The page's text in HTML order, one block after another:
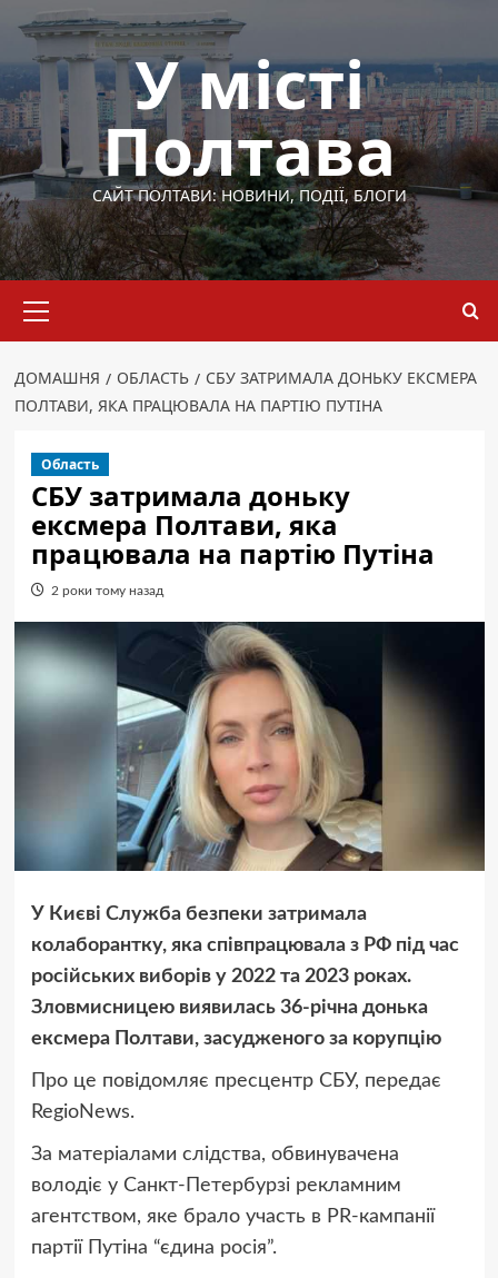
Перейти
вмісту
У місті
Полтава
САЙТ ПОЛТАВИ: НОВИНИ, ПОДІЇ, БЛОГИ
меню
ДОМАШНЯ ОБЛАСТЬ
СБУ ЗАТРИМАЛА ДОНЬКУ ЕКСМЕРА
ПОЛТАВИ, ЯКА ПРАЦЮВАЛА НА ПАРТІЮ ПУТІНА
Область
СБУ затримала доньку
ексмера Полтави, яка
працювала на партію Путіна
2 роки тому назад
У Києві Служба безпеки затримала
колаборантку, яка співпрацювала з РФ під час
російських виборів у 2022 та 2023 роках.
Зловмисницею виявилась 36-річна донька
ексмера Полтави, засудженого за корупцію
Про це повідомляє пресцентр СБУ, передає
RegioNews.
За матеріалами слідства, обвинувачена
володіє у Санкт-Петербурзі рекламним
агентством, яке брало участь в PR-кампанії
партії Путіна “єдина росія”.